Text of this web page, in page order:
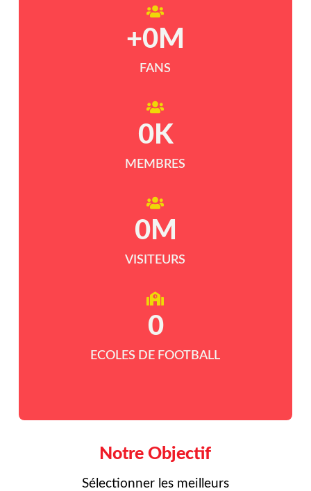
FANS
+0 M
MEMBRES
0K
VISITEURS
0M
ECOLES DE FOOTBALL
0
Notre Objectif
Sélectionner les meilleurs